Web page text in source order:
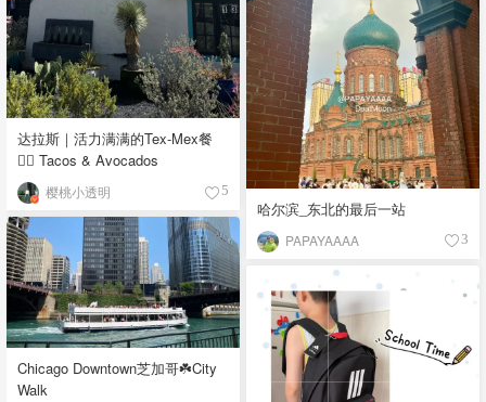
达拉斯｜活力满满的Tex-Mex餐
👉🏼 Tacos & Avocados
樱桃小透明 5
哈尔滨_东北的最后一站
PAPAYAAAA 3
Chicago Downtown芝加哥☘️City
Walk